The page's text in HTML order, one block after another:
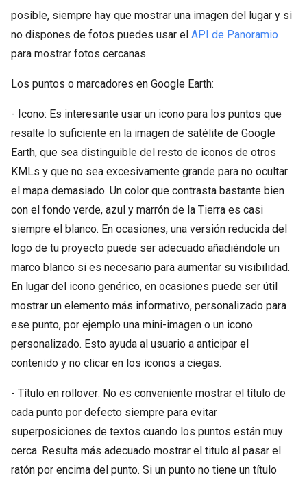
posible, siempre hay que mostrar una imagen del lugar y si
no dispones de fotos puedes usar el API de Panoramio
para mostrar fotos cercanas.
Los puntos o marcadores en Google Earth:
- Icono: Es interesante usar un icono para los puntos que
resalte lo suficiente en la imagen de satélite de Google
Earth, que sea distinguible del resto de iconos de otros
KMLs y que no sea excesivamente grande para no ocultar
el mapa demasiado. Un color que contrasta bastante bien
con el fondo verde, azul y marrón de la Tierra es casi
siempre el blanco. En ocasiones, una versión reducida del
logo de tu proyecto puede ser adecuado añadiéndole un
marco blanco si es necesario para aumentar su visibilidad.
En lugar del icono genérico, en ocasiones puede ser útil
mostrar un elemento más informativo, personalizado para
ese punto, por ejemplo una mini-imagen o un icono
personalizado. Esto ayuda al usuario a anticipar el
contenido y no clicar en los iconos a ciegas.
- Título en rollover: No es conveniente mostrar el título de
cada punto por defecto siempre para evitar
superposiciones de textos cuando los puntos están muy
cerca. Resulta más adecuado mostrar el titulo al pasar el
ratón por encima del punto. Si un punto no tiene un título